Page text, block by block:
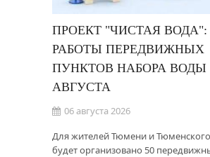
ПРОЕКТ "ЧИСТАЯ ВОДА":
РАБОТЫ ПЕРЕДВИЖНЫХ
ПУНКТОВ НАБОРА ВОДЫ
АВГУСТА
06 августа 2026
Для жителей Тюмени и
будет организовано 50